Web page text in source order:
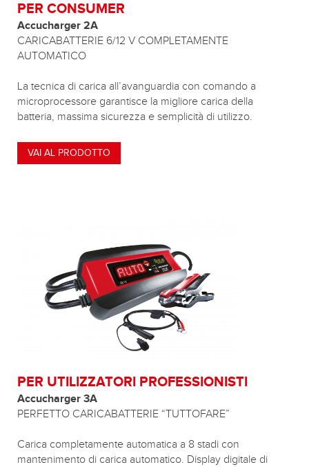
PER CONSUMER
Accucharger 2A
CARICABATTERIE 6/12 V COMPLETAMENTE
AUTOMATICO
La tecnica di carica all’avanguardia con comando a
microprocessore garantisce la migliore carica della
batteria, massima sicurezza e semplicità di utilizzo.
VAI AL PRODOTTO
PER UTILIZZATORI PROFESSIONISTI
Accucharger 3A
PERFETTO CARICABATTERIE “TUTTOFARE”
Carica completamente automatica a 8 stadi con
mantenimento di carica automatico. Display digitale di